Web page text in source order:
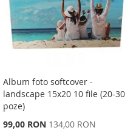
Album foto softcover -
landscape 15x20 10 file (20-30
poze)
Special
99,00 RON 134,00 RON